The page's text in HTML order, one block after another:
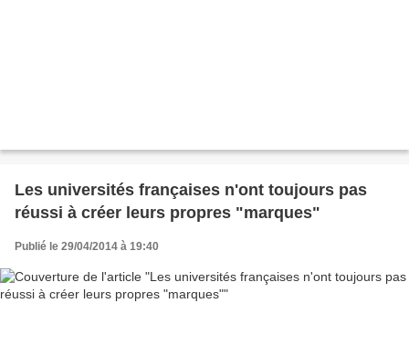
Les universités françaises n'ont toujours pas
réussi à créer leurs propres "marques"
Publié le 29/04/2014 à 19:40